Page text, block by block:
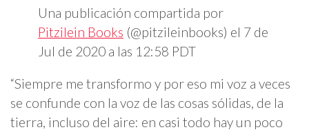
Una publicación compartida por
Pitzilein Books (@pitzileinbooks) el 7 de
Jul de 2020 a las 12:58 PDT
“Siempre me transformo y por eso mi voz a veces
se confunde con la voz de las cosas sólidas, de la
tierra, incluso del aire: en casi todo hay un poco